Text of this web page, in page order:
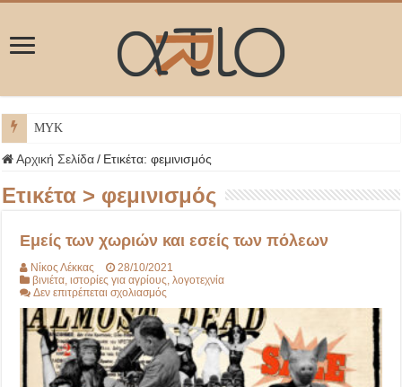
ΜΥΚΟΝΟΣ
Αρχική Σελίδα / Ετικέτα:φεμινισμός
Ετικέτα > φεμινισμός
Εμείς των χωριών και εσείς των πόλεων
Νίκος Λέκκας
28/10/2021
βινιέτα ,ιστορίες για αγρίους ,λογοτεχνία
Δεν επιτρέπεται σχολιασμός
των
χωριών
και
εσείς
των
πόλεων